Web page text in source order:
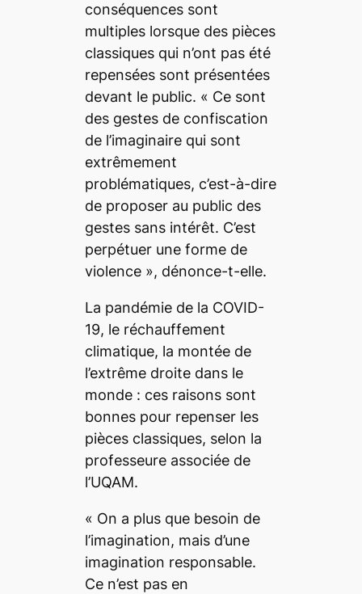
conséquences sont
multiples lorsque des pièces
classiques qui n’ont pas été
repensées sont présentées
devant le public. « Ce sont
des gestes de confiscation
de l’imaginaire qui sont
extrêmement
problématiques, c’est-à-dire
de proposer au public des
gestes sans intérêt. C’est
perpétuer une forme de
violence », dénonce-t-elle.
La pandémie de la COVID-
19, le réchauffement
climatique, la montée de
l’extrême droite dans le
monde : ces raisons sont
bonnes pour repenser les
pièces classiques, selon la
professeure associée de
l’UQAM.
« On a plus que besoin de
l’imagination, mais d’une
imagination responsable.
Ce n’est pas en